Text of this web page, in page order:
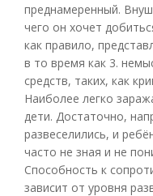
преднамеренный.
чего он хочет
как правило,
в то время как 3.
средств, таких, как
Наиболее легко
дети. Достаточно,
развеселились, и
часто не зная и не
Способность к
зависит от уровня